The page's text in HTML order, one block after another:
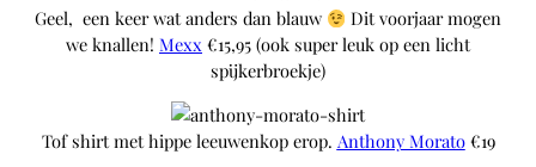
Geel, een keer wat anders dan blauw
Dit voorjaar mogen
we knallen! Mexx €15,95 (ook super leuk op een licht
spijkerbroekje)
Tof shirt met hippe leeuwenkop erop. Anthony Morato€19